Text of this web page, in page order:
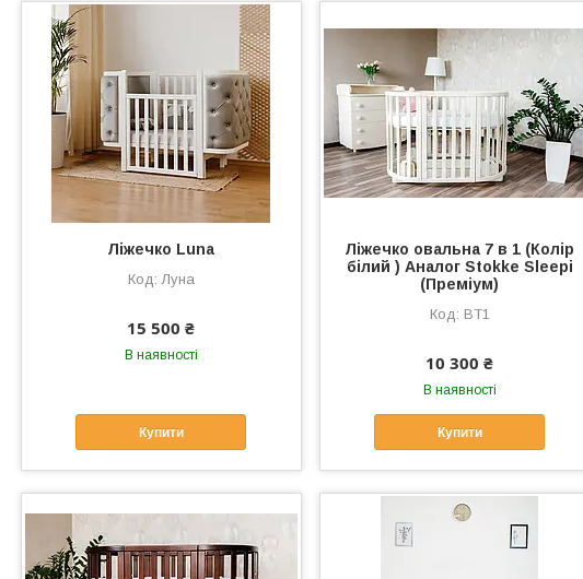
Ліжечко Luna
Луна
15 500 ₴
В наявності
Купити
Ліжечко овальна 7 в 1 (Колір
білий ) Аналог Stokke Sleepi
(Преміум)
BT1
10 300 ₴
В наявності
Купити